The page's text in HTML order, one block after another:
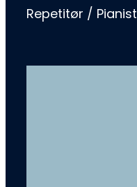
Repetitør / Pianist